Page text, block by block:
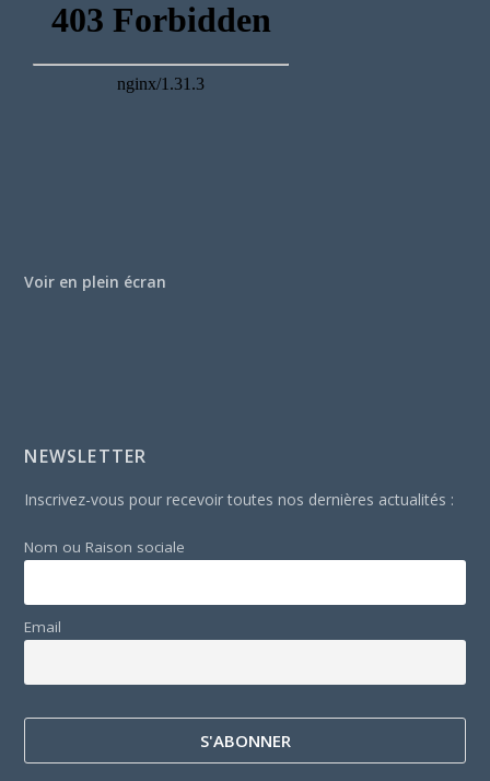
Voir en plein écran
NEWSLETTER
Inscrivez-vous pour recevoir toutes nos dernières actualités :
Nom ou Raison sociale
Email